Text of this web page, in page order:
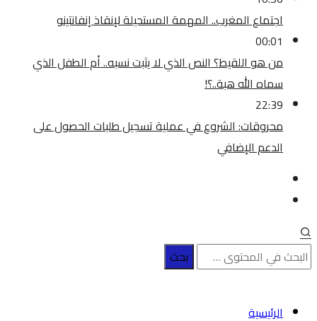
اجتماع المغرب.. المهمة المستحيلة لإنقاذ إنفانتينو
00:01
من هو اللقيط؟ النص الذي لا يثبت نسبه.. أم الطفل الذي
سماه الله هبة..؟!
22:39
محروقات: الشروع في عملية تسجيل طلبات الحصول على
الدعم الإضافي
الرئيسية